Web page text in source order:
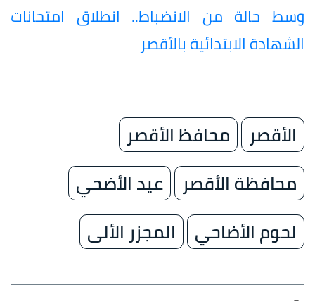
وسط حالة من الانضباط.. انطلاق امتحانات
الشهادة الابتدائية بالأقصر
الأقصر
محافظ الأقصر
محافظة الأقصر
عيد الأضحي
لحوم الأضاحي
المجزر الألى